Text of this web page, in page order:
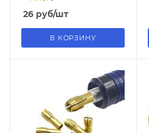
26 руб/шт
В КОРЗИНУ